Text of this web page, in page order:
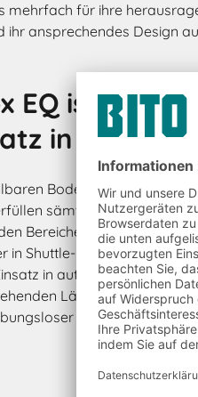
mehrfach für ihre
ihr ansprechendes Design
EQ ist
in AKL
Bodenkonstruktionen
sämtliche
Bereichen der
in Shuttle-Lagern gelten.
in automatisierten
Längskanten und
Lauf auf